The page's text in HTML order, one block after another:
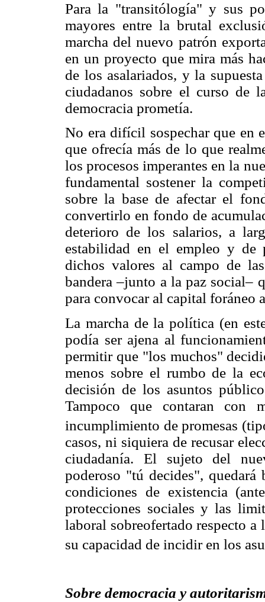
Para la "transitólogía" y sus
mayores entre la brutal
marcha del nuevo patrón
en un proyecto que mira más
de los asalariados, y la
ciudadanos sobre el curso de
democracia prometía.
No era difícil sospechar que en
que ofrecía más de lo que
los procesos imperantes en la
fundamental sostener la
sobre la base de afectar el
convertirlo en fondo de
deterioro de los salarios, a
estabilidad en el empleo y de
dichos valores al campo de
bandera –junto a la paz social–
para convocar al capital foráneo
La marcha de la política (en
podía ser ajena al
permitir que "los muchos"
menos sobre el rumbo de la
decisión de los asuntos
Tampoco que contaran con
incumplimiento de promesas
casos, ni siquiera de recusar
ciudadanía. El sujeto del
poderoso "tú decides", quedará
condiciones de existencia
protecciones sociales y las
laboral sobreofertado respecto a
su capacidad de incidir en los
Sobre democracia y